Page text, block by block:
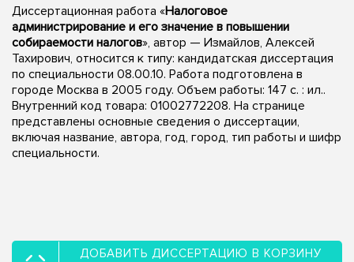
Диссертационная работа «Налоговое
администрирование и его значение в повышении
собираемости налогов», автор — Измайлов, Алексей
Тахирович, относится к типу: кандидатская диссертация
по специальности 08.00.10. Работа подготовлена в
городе Москва в 2005 году. Объем работы: 147 с. : ил..
Внутренний код товара: 01002772208. На странице
представлены основные сведения о диссертации,
включая название, автора, год, город, тип работы и шифр
специальности.
ДОБАВИТЬ ДИССЕРТАЦИЮ В КОРЗИНУ